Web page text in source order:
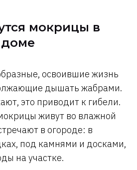
мокрицы в
освоившие жизнь
дышать жабрами.
это приводит к гибели.
живут во влажной
в огороде: в
под камнями и досками,
на участке.